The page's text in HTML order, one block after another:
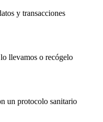
y transacciones
llevamos o recógelo
un protocolo sanitario